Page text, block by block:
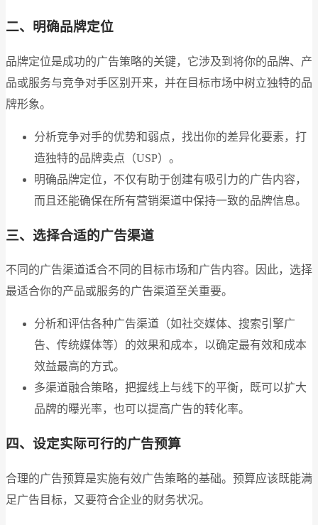
二、明确品牌定位
品牌定位是成功的广告策略的关键，它涉及到将你的品牌、产
品或服务与竞争对手区别开来，并在目标市场中树立独特的品
牌形象。
分析竞争对手的优势和弱点，找出你的差异化要素，打
造独特的品牌卖点（USP）。
明确品牌定位，不仅有助于创建有吸引力的广告内容，
而且还能确保在所有营销渠道中保持一致的品牌信息。
三、选择合适的广告渠道
不同的广告渠道适合不同的目标市场和广告内容。因此，选择
最适合你的产品或服务的广告渠道至关重要。
分析和评估各种广告渠道（如社交媒体、搜索引擎广
告、传统媒体等）的效果和成本，以确定最有效和成本
效益最高的方式。
多渠道融合策略，把握线上与线下的平衡，既可以扩大
品牌的曝光率，也可以提高广告的转化率。
四、设定实际可行的广告预算
合理的广告预算是实施有效广告策略的基础。预算应该既能满
足广告目标，又要符合企业的财务状况。